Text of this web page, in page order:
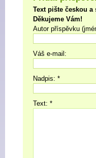
Text pište českou
Děkujeme Vám!
Autor příspěvku
Váš e-mail:
Nadpis: *
Text: *